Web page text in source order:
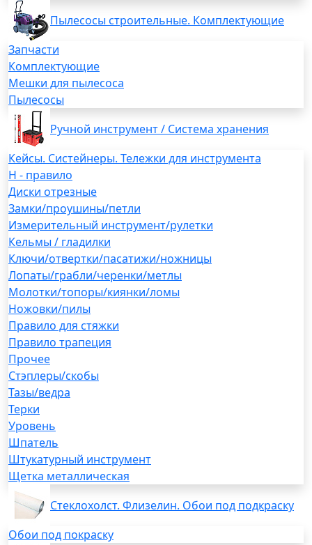
Пылесосы строительные. Комплектующие
Запчасти
Комплектующие
Мешки для пылесоса
Пылесосы
Ручной инструмент / Система хранения
Кейсы. Систейнеры. Тележки для инструмента
H - правило
Диски отрезные
Замки/проушины/петли
Измерительный инструмент/рулетки
Кельмы / гладилки
Ключи/отвертки/пасатижи/ножницы
Лопаты/грабли/черенки/метлы
Молотки/топоры/киянки/ломы
Ножовки/пилы
Правило для стяжки
Правило трапеция
Прочее
Стэплеры/скобы
Тазы/ведра
Терки
Уровень
Шпатель
Штукатурный инструмент
Щетка металлическая
Стеклохолст. Флизелин. Обои под подкраску
Обои под покраску